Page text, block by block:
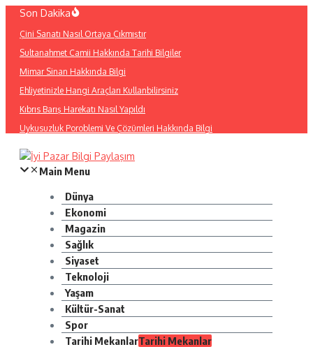
İçeriğe
Son Dakika
Çini Sanatı Nasıl Ortaya Çıkmıştır
Sultanahmet Camii Hakkında Tarihi Bilgiler
Mimar Sinan Hakkında Bilgi
Ehliyetinizle Hangi Araçları Kullanbilirsiniz
Kıbrıs Barış Harekatı Nasıl Yapıldı
Uykusuzluk Poroblemi Ve Çözümleri Hakkında Bilgi
Main Menu
Dünya
Ekonomi
Magazin
Sağlık
Siyaset
Teknoloji
Yaşam
Kültür-Sanat
Spor
Tarihi MekanlarTarihi Mekanlar